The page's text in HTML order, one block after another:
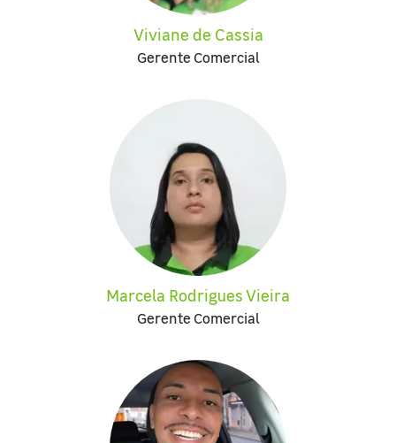
Viviane de Cassia
Gerente Comercial
Marcela Rodrigues Vieira
Gerente Comercial